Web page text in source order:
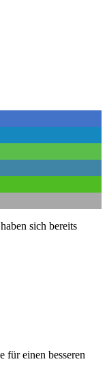
sich bereits
für einen besseren